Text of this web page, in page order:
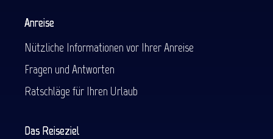
Anreise
Nützliche Informationen vor Ihrer Anreise
Fragen und Antworten
Ratschläge für Ihren Urlaub
Das Reiseziel